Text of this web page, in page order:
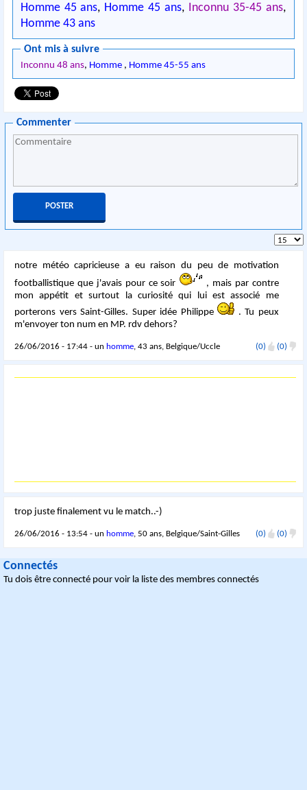
Homme 45 ans, Homme 45 ans, Inconnu 35-45 ans,
Homme 43 ans
Ont mis à suivre
Inconnu 48 ans, Homme , Homme 45-55 ans
Commenter
notre météo capricieuse a eu raison du peu de motivation
footballistique que j'avais pour ce soir
, mais par contre
mon appétit et surtout la curiosité qui lui est associé me
porterons vers Saint-Gilles. Super idée Philippe
. Tu peux
m'envoyer ton num en MP. rdv dehors?
26/06/2016 - 17:44 - un homme, 43 ans, Belgique/Uccle (0) (0)
trop juste finalement vu le match..-)
26/06/2016 - 13:54 - un homme, 50 ans, Belgique/Saint-Gilles (0) (0)
Connectés
Tu dois être connecté pour voir la liste des membres connectés